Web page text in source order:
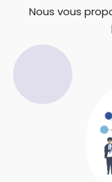
Nous vous